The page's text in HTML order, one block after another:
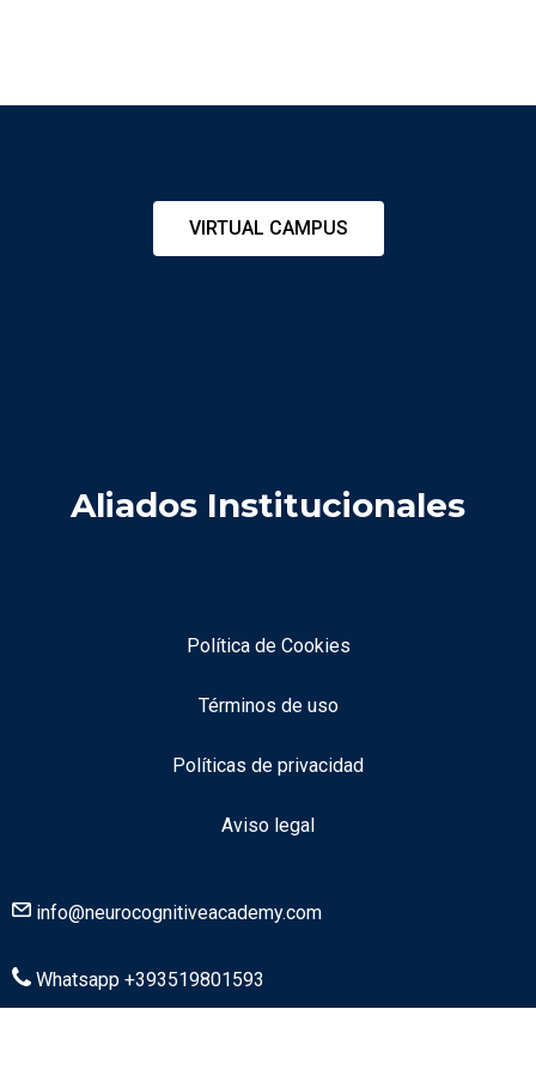
VIRTUAL CAMPUS
Aliados Institucionales
Política de Cookies
Términos de uso
Políticas de privacidad
Aviso legal
info@neurocognitiveacademy.com
Whatsapp +393519801593